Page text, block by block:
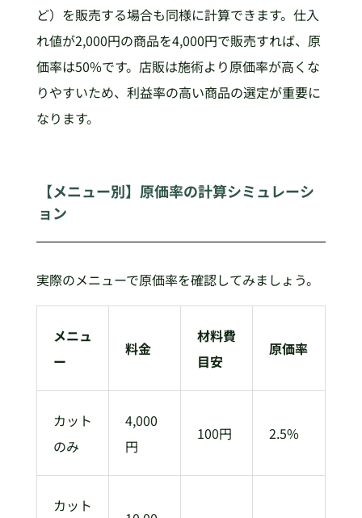
ど）を販売する場合も同様に計算できます。仕入
れ値が2,000円の商品を4,000円で販売すれば、原
価率は50%です。店販は施術より原価率が高くな
りやすいため、利益率の高い商品の選定が重要に
なります。
【メニュー別】原価率の計算シミュレーシ
ョン
実際のメニューで原価率を確認してみましょう。
メニュ
ー
料金
材料費
目安
原価率
カット
のみ
4,000
円
100円 2.5%
カット